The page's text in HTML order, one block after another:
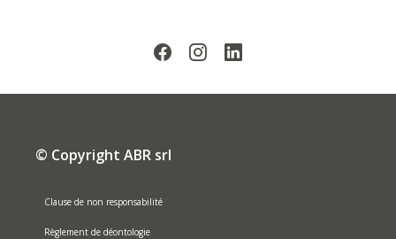
© Copyright ABR srl
Clause de non responsabilité
Règlement de déontologie